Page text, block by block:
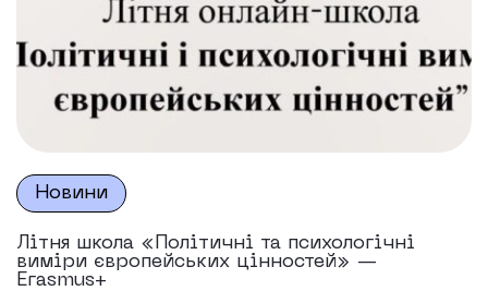
Новини
Літня школа «Політичні та психологічні
виміри європейських цінностей» —
Erasmus+